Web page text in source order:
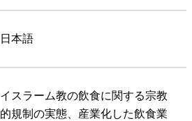
日本語
イスラーム教の飲食に関する宗教
的規制の実態、産業化した飲食業